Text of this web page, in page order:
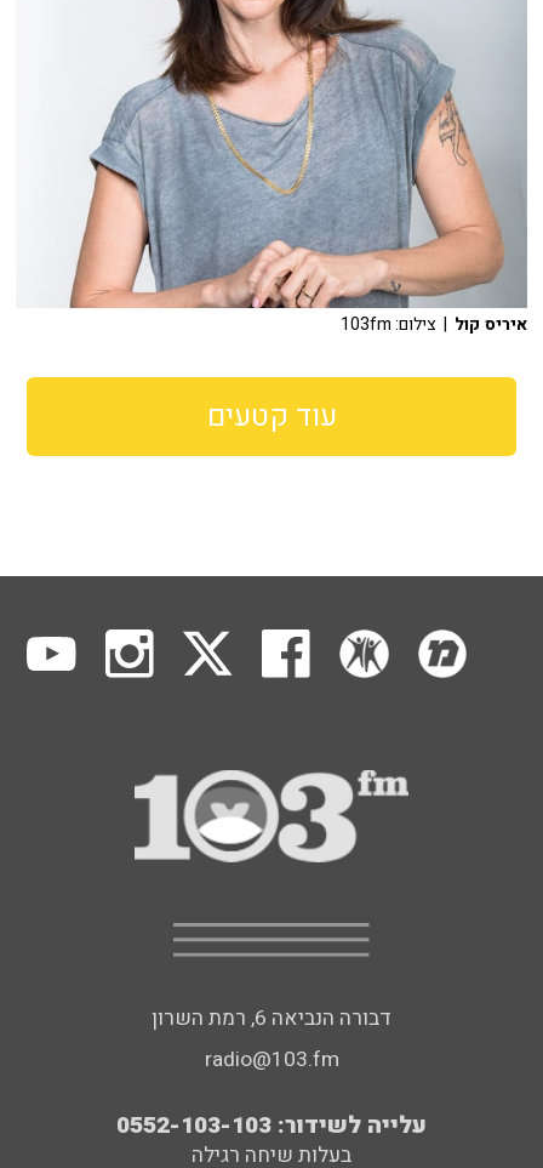
איריס קול | צילום: 103fm
עוד קטעים
דבורה הנביאה 6, רמת השרון
radio@103.fm
עלייה לשידור: 0552-103-103
בעלות שיחה רגילה